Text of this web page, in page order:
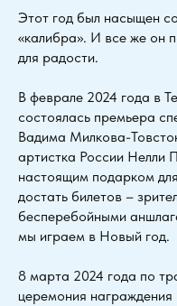
Этот год был насыщен
«калибра». И все же он
для радости.
В феврале 2024 года в
состоялась премьера
Вадима Милкова-
артистка России Нелли
настоящим подарком
достать билетов –
бесперебойными
мы играем в Новый год.
8 марта 2024 года по
церемония